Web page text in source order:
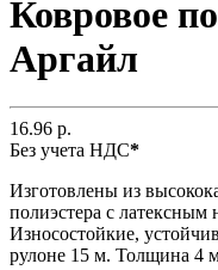
Ковровое
Аргайл
16.96 р.
Без учета НДС*
Изготовлены из
полиэстера с
Износостойкие,
рулоне 15 м. Толщина 4